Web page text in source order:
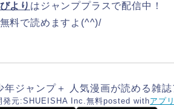
より はジャンププラスで配信中！
料で読めますよ(^^)/
年ジャンプ＋ 人気漫画が読める雑誌
発元:SHUEISHA Inc.無料posted withアプ